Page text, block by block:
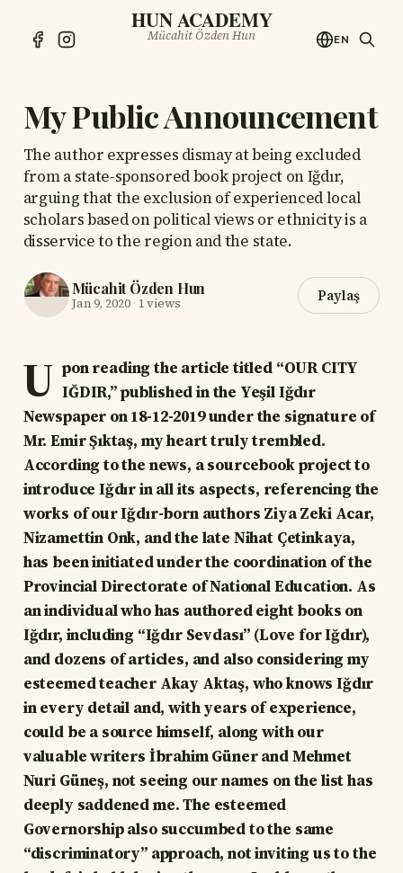
HUN ACADEMY
Mücahit Özden Hun EN
My Public Announcement
The author expresses dismay at being excluded
from a state-sponsored book project on Iğdır,
arguing that the exclusion of experienced local
scholars based on political views or ethnicity is a
disservice to the region and the state.
Mücahit Özden Hun
Jan 9, 2020· 1 views Paylaş
U pon reading the article titled “OUR CITY
IĞDIR,” published in the Yeşil Iğdır
Newspaper on 18-12-2019 under the signature of
Mr. Emir Şıktaş, my heart truly trembled.
According to the news, a sourcebook project to
introduce Iğdır in all its aspects, referencing the
works of our Iğdır-born authors Ziya Zeki Acar,
Nizamettin Onk, and the late Nihat Çetinkaya,
has been initiated under the coordination of the
Provincial Directorate of National Education. As
an individual who has authored eight books on
Iğdır, including “Iğdır Sevdası” (Love for Iğdır),
and dozens of articles, and also considering my
esteemed teacher Akay Aktaş, who knows Iğdır
in every detail and, with years of experience,
could be a source himself, along with our
valuable writers İbrahim Güner and Mehmet
Nuri Güneş, not seeing our names on the list has
deeply saddened me. The esteemed
Governorship also succumbed to the same
“discriminatory” approach, not inviting us to the